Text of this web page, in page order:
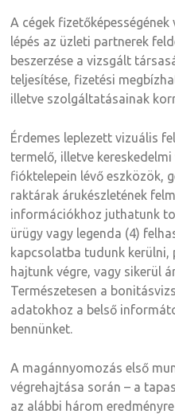
A cégek
lépés az üzleti partnerek
beszerzése a vizsgált
teljesítése, fizetési
illetve szolgáltatásainak
Érdemes leplezett vizuális
termelő, illetve
fióktelepein lévő eszközök,
raktárak árukészletének
információkhoz juthatunk
ürügy vagy legenda (4)
kapcsolatba tudunk
hajtunk végre, vagy sikerül
Természetesen a
adatokhoz a belső
bennünket.
A magánnyomozás első
végrehajtása során – a
az alábbi három